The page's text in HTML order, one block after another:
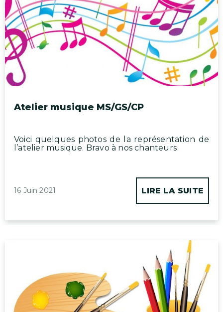
Atelier musique MS/GS/CP
Voici quelques photos de la représentation de
l’atelier musique. Bravo à nos chanteurs
16 Juin 2021 LIRE LA SUITE